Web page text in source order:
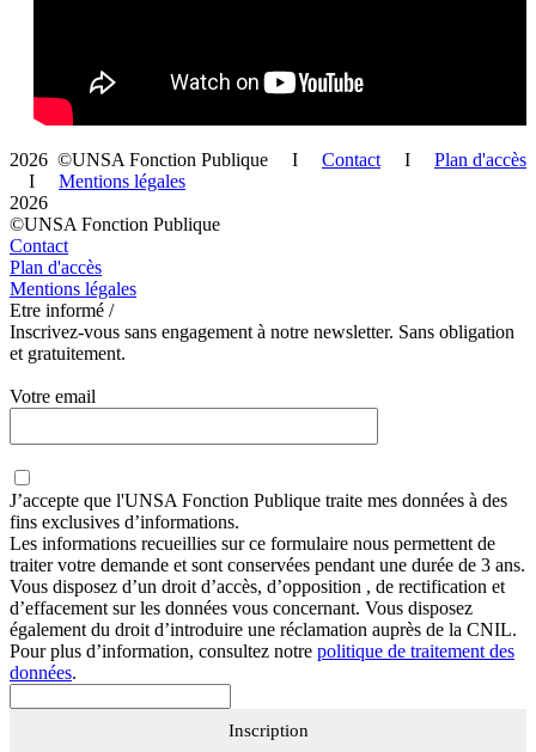
2026 ©UNSA Fonction Publique I Contact I Plan d'accès
I Mentions légales
2026
©UNSA Fonction Publique
Contact
Plan d'accès
Mentions légales
Etre informé /
Inscrivez-vous sans engagement à notre newsletter. Sans obligation
et gratuitement.
Votre email
J’accepte que l'UNSA Fonction Publique traite mes données à des
fins exclusives d’informations.
Les informations recueillies sur ce formulaire nous permettent de
traiter votre demande et sont conservées pendant une durée de 3 ans.
Vous disposez d’un droit d’accès, d’opposition , de rectification et
d’effacement sur les données vous concernant. Vous disposez
également du droit d’introduire une réclamation auprès de la CNIL.
Pour plus d’information, consultez notre politique de traitement des
données.
Inscription